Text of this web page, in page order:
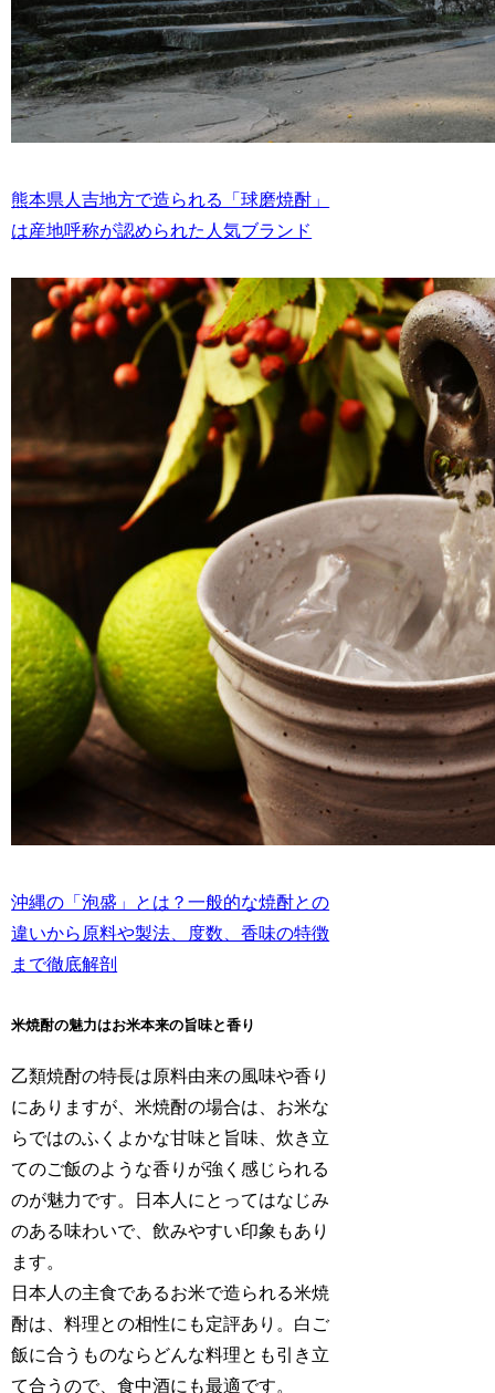
熊本県人吉地方で造られる「球磨焼酎」
は産地呼称が認められた人気ブランド
沖縄の「泡盛」とは？一般的な焼酎との
違いから原料や製法、度数、香味の特徴
まで徹底解剖
米焼酎の魅力はお米本来の旨味と香り
乙類焼酎の特長は原料由来の風味や香り
にありますが、米焼酎の場合は、お米な
らではのふくよかな甘味と旨味、炊き立
てのご飯のような香りが強く感じられる
のが魅力です。日本人にとってはなじみ
のある味わいで、飲みやすい印象もあり
ます。
日本人の主食であるお米で造られる米焼
酎は、料理との相性にも定評あり。白ご
飯に合うものならどんな料理とも引き立
て合うので、食中酒にも最適です。